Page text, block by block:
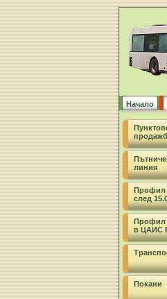
Начало
линия
Профил
след
Профил
в ЦАИС
Покани